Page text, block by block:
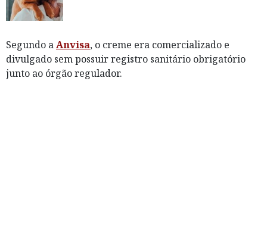
Segundo aAnvisa, o creme era comercializado e
divulgado sem possuir registro sanitário obrigatório
junto ao órgão regulador.